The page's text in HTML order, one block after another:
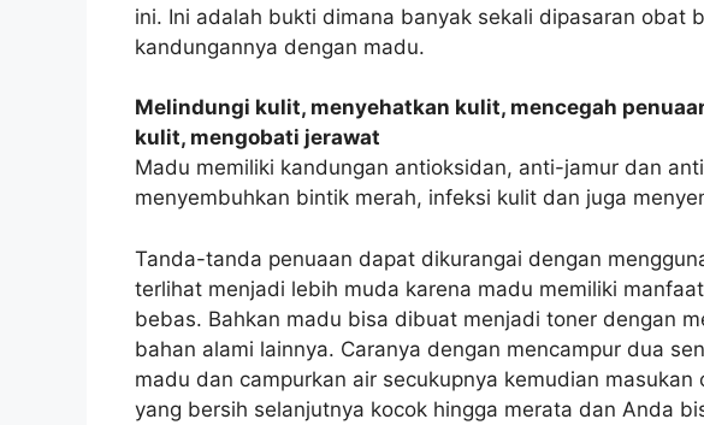
ini. Ini adalah bukti dimana banyak sekali dipasaran obat
kandungannya dengan madu.
Melindungi kulit, menyehatkan kulit, mencegah
kulit, mengobati jerawat
Madu memiliki kandungan antioksidan, anti-jamur dan
menyembuhkan bintik merah, infeksi kulit dan juga
Tanda-tanda penuaan dapat dikurangai dengan
terlihat menjadi lebih muda karena madu memiliki
bebas. Bahkan madu bisa dibuat menjadi toner dengan
bahan alami lainnya. Caranya dengan mencampur dua
madu dan campurkan air secukupnya kemudian
yang bersih selanjutnya kocok hingga merata dan Anda